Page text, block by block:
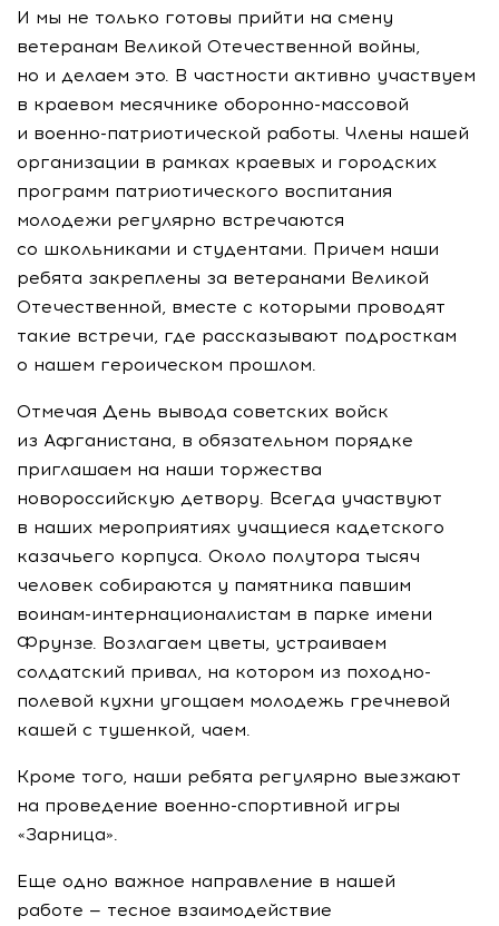
И мы не только готовы прийти на смену
ветеранам Великой Отечественной войны,
но и делаем это. В частности активно участвуем
в краевом месячнике оборонно-массовой
и военно-патриотической работы. Члены нашей
организации в рамках краевых и городских
программ патриотического воспитания
молодежи регулярно встречаются
со школьниками и студентами. Причем наши
ребята закреплены за ветеранами Великой
Отечественной, вместе с которыми проводят
такие встречи, где рассказывают подросткам
о нашем героическом прошлом.
Отмечая День вывода советских войск
из Афганистана, в обязательном порядке
приглашаем на наши торжества
новороссийскую детвору. Всегда участвуют
в наших мероприятиях учащиеся кадетского
казачьего корпуса. Около полутора тысяч
человек собираются у памятника павшим
воинам-интернационалистам в парке имени
Фрунзе. Возлагаем цветы, устраиваем
солдатский привал, на котором из походно-
полевой кухни угощаем молодежь гречневой
кашей с тушенкой, чаем.
Кроме того, наши ребята регулярно выезжают
на проведение военно-спортивной игры
«Зарница».
Еще одно важное направление в нашей
работе — тесное взаимодействие